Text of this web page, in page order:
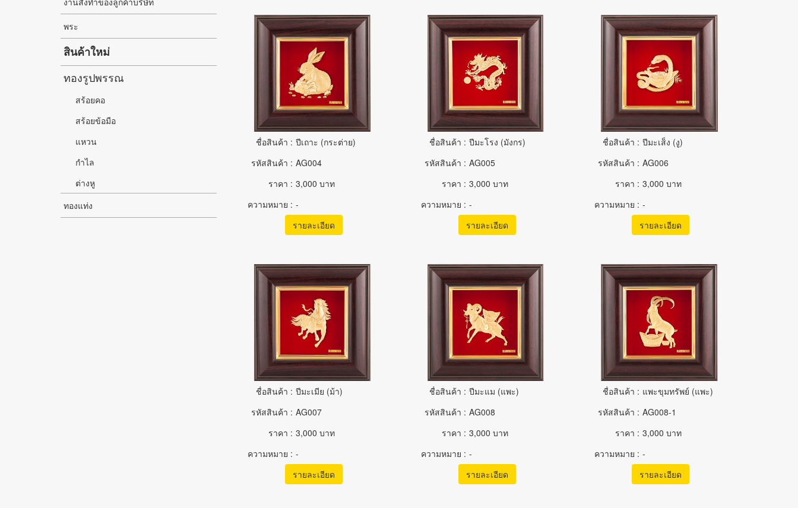
พระ
สินค้าใหม่
ทองรูปพรรณ
สร้อยคอ
สร้อยข้อมือ
แหวน
กำไล
ต่างหู
ทองแท่ง
ชื่อสินค้า : ปีเถาะ (กระต่าย)
รหัสสินค้า : AG004
ราคา : 3,000 บาท
ความหมาย : -
ชื่อสินค้า : ปีมะโรง (มังกร)
รหัสสินค้า : AG005
ราคา : 3,000 บาท
ความหมาย : -
ชื่อสินค้า : ปีมะเส็ง (งู)
รหัสสินค้า : AG006
ราคา : 3,000 บาท
ความหมาย : -
ชื่อสินค้า : ปีมะเมีย (ม้า)
รหัสสินค้า : AG007
ราคา : 3,000 บาท
ความหมาย : -
ชื่อสินค้า : ปีมะแม (แพะ)
รหัสสินค้า : AG008
ราคา : 3,000 บาท
ความหมาย : -
ชื่อสินค้า : แพะขุมทรัพย์ (แพะ)
รหัสสินค้า : AG008-1
ราคา : 3,000 บาท
ความหมาย : -